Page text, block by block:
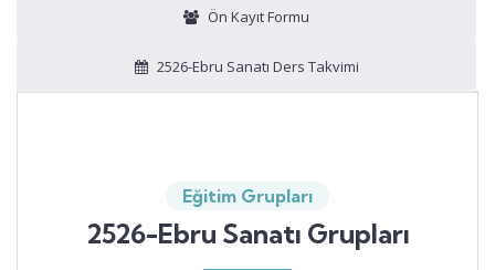
Ön Kayıt Formu
2526-Ebru Sanatı Ders Takvimi
Eğitim Grupları
2526-Ebru Sanatı Grupları